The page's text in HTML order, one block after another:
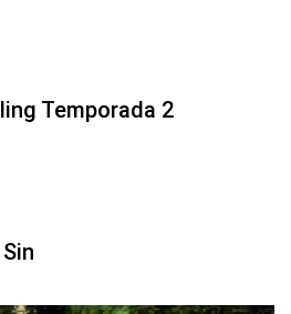
Temporada 2